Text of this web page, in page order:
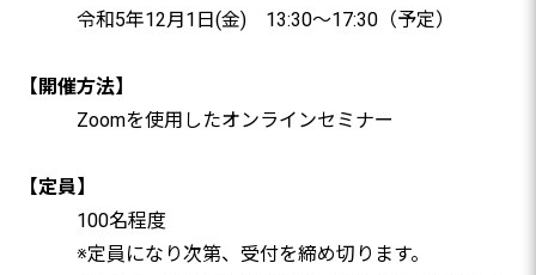
令和5年12月1日(金) 13:30～17:30（予定）
【開催方法】
Zoomを使用したオンラインセミナー
【定員】
100名程度
※定員になり次第、受付を締め切ります。